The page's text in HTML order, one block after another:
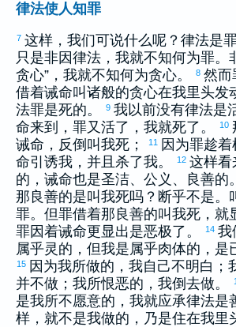
律法使人知罪
7 这样，我们可说什么呢？律法是
只是非因律法，我就不知何为罪。
贪心”，我就不知何为贪心。
8 然而
借着诫命叫诸般的贪心在我里头发
法罪是死的。
9 我以前没有律法是
命来到，罪又活了，我就死了。
10
诫命，反倒叫我死；
11
因为罪趁
命引诱我，并且杀了我。
12 这样看
的，诫命也是圣洁、公义、良善的
那良善的是叫我死吗？断乎不是。
罪。但罪借着那良善的叫我死，就
罪因着诫命更显出是恶极了。
14 我
属乎灵的，但我是属乎肉体的，是
15 因为我所做的，我自己不明白；
并不做；我所恨恶的，我倒去做。
是我所不愿意的，我就应承律法是
样，就不是我做的，乃是住在我里